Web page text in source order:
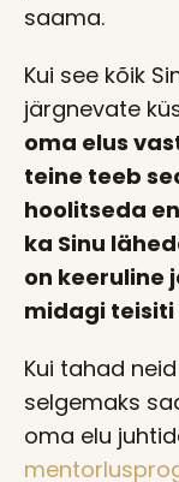
saama.
Kui see kõik
järgnevate
oma elus
teine teeb
hoolitseda
ka Sinu
on keeruline
midagi teisiti
Kui tahad
selgemaks
oma elu